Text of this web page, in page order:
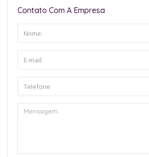
Contato Com A Empresa